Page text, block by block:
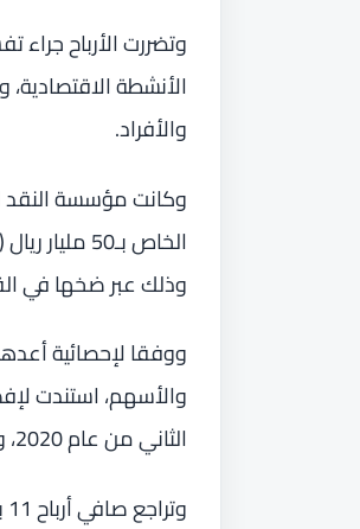
وتضررت الأرباح
الأنشطة
والأفراد.
وكانت مؤسسة النقد
وذلك عبر ضخها في
ووفقا لإحصائية
الثاني من عام 2020، وبتراجع قيمته 8.19 مليارات ريال عن الربع المماثل من العام الماضي.